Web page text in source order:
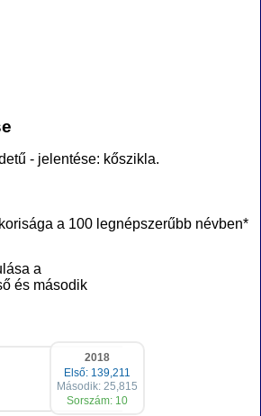
- jelentése: kőszikla.
a 100 legnépszerűbb névben*
a
és második
2018
Első: 139,211
Második: 25,815
Sorszám: 10